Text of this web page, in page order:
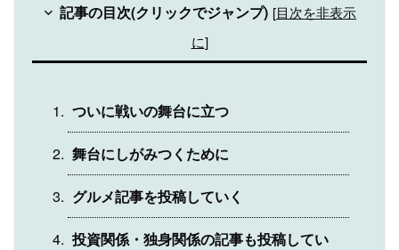
記事の目次(クリックでジャンプ) [目次を非表示
に]
ついに戦いの舞台に立つ
舞台にしがみつくために
グルメ記事を投稿していく
投資関係・独身関係の記事も投稿してい